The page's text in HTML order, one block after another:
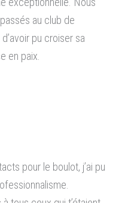
au club de
pu croiser sa
en paix.
pour le boulot, j’ai pu